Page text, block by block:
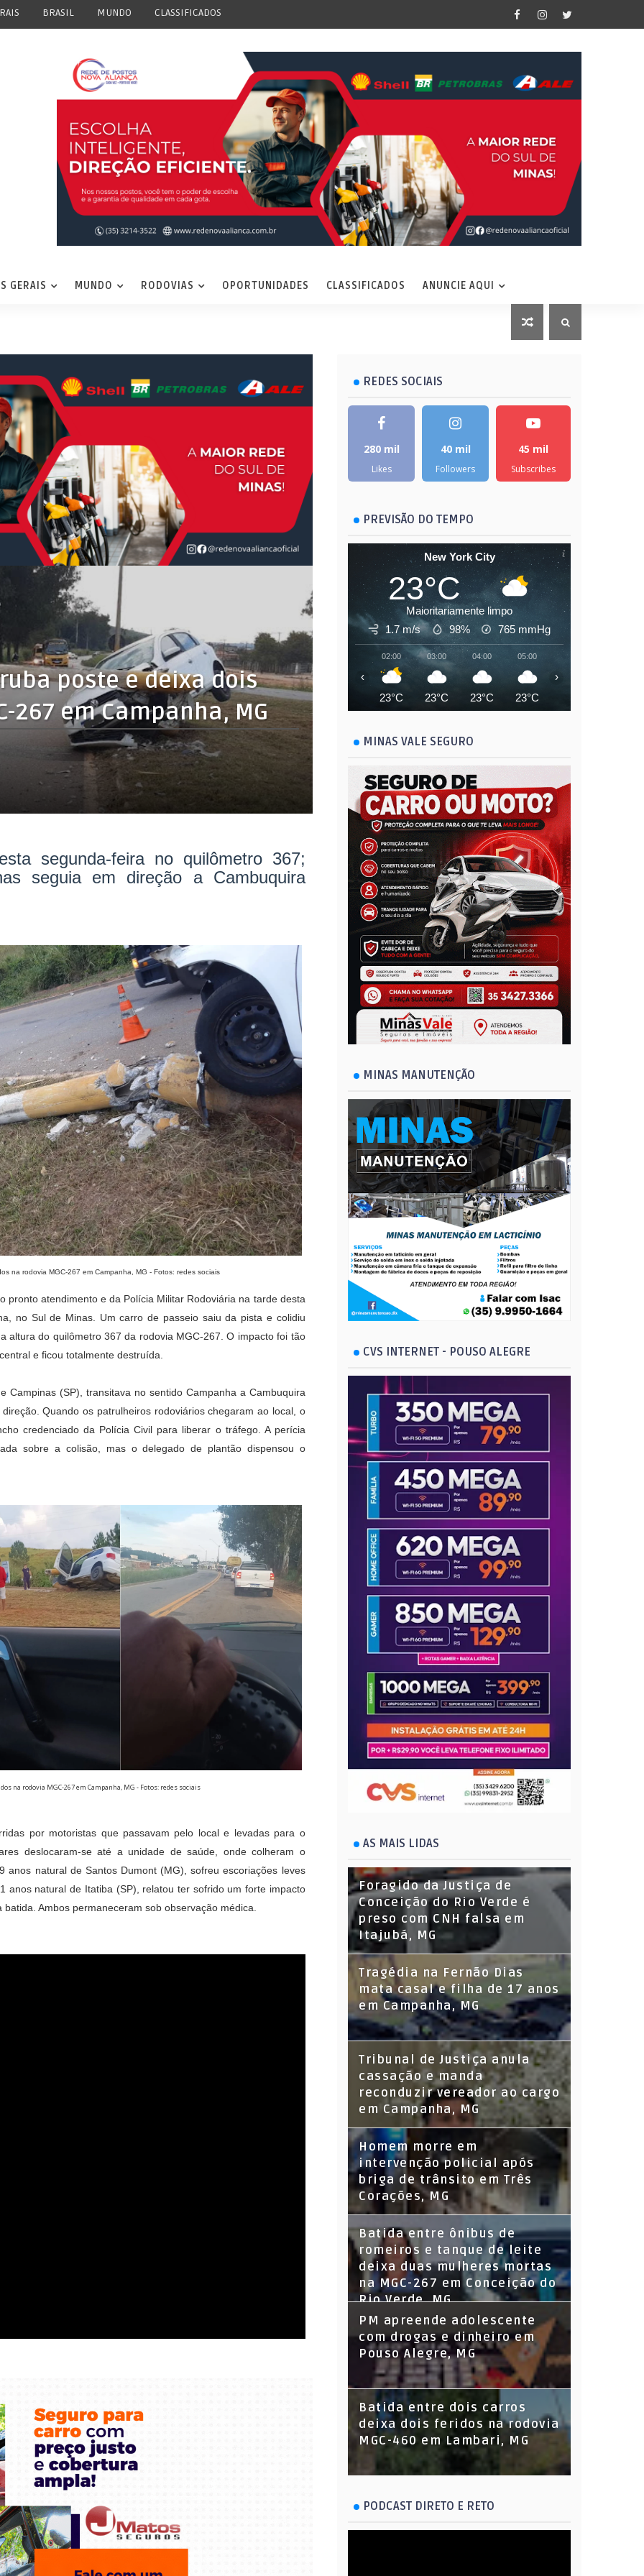
BRASIL MUNDO CLASSIFICADOS
GERAIS MUNDO RODOVIAS OPORTUNIDADES CLASSIFICADOS ANUNCIE AQUI
poste e deixa dois
267 em Campanha, MG
segunda-feira no quilômetro 367;
seguia em direção a Cambuquira
na rodovia MGC-267 em Campanha, MG - Fotos: redes sociais
pronto atendimento e da Polícia Militar Rodoviária na tarde desta
no Sul de Minas. Um carro de passeio saiu da pista e colidiu
altura do quilômetro 367 da rodovia MGC-267. O impacto foi tão
e ficou totalmente destruída.
Campinas (SP), transitava no sentido Campanha a Cambuquira
Quando os patrulheiros rodoviários chegaram ao local, o
credenciado da Polícia Civil para liberar o tráfego. A perícia
sobre a colisão, mas o delegado de plantão dispensou o
na rodovia MGC-267 em Campanha, MG - Fotos: redes sociais
por motoristas que passavam pelo local e levadas para o
deslocaram-se até a unidade de saúde, onde colheram o
natural de Santos Dumont (MG), sofreu escoriações leves
anos natural de Itatiba (SP), relatou ter sofrido um forte impacto
Ambos permaneceram sob observação médica.
REDES SOCIAIS
280 mil
Likes
40 mil
Followers
45 mil
Subscribes
PREVISÃO DO TEMPO
New York City
23°C
Maioritariamente limpo
1.7 m/s
98% 765mmHg
02:00
23°C
03:00
23°C
04:00
23°C
05:00
23°C
‹ ›
MINAS VALE SEGURO
MINAS MANUTENÇÃO
CVS INTERNET - POUSO ALEGRE
AS MAIS LIDAS
Foragido da Justiça de
Conceição do Rio Verde é
preso com CNH falsa em
Itajubá, MG
Tragédia na Fernão Dias
mata casal e filha de 17 anos
em Campanha, MG
Tribunal de Justiça anula
cassação e manda
reconduzir vereador ao cargo
em Campanha, MG
Homem morre em
intervenção policial após
briga de trânsito em Três
Corações, MG
Batida entre ônibus de
romeiros e tanque de leite
deixa duas mulheres mortas
na MGC-267 em Conceição do
Rio Verde, MG
PM apreende adolescente
com drogas e dinheiro em
Pouso Alegre, MG
Batida entre dois carros
deixa dois feridos na rodovia
MGC-460 em Lambari, MG
PODCAST DIRETO E RETO